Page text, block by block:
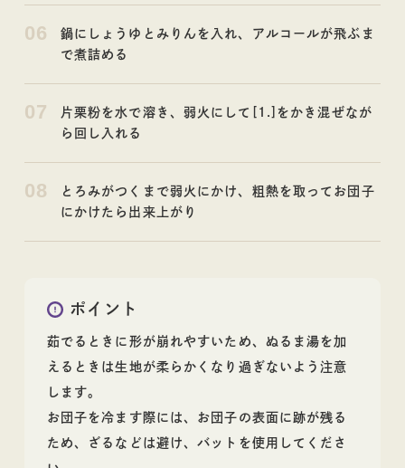
06
鍋にしょうゆとみりんを入れ、アルコールが飛ぶま
で煮詰める
07
片栗粉を水で溶き、弱火にして[1.]をかき混ぜなが
ら回し入れる
08
とろみがつくまで弱火にかけ、粗熱を取ってお団子
にかけたら出来上がり
ポイント
茹でるときに形が崩れやすいため、ぬるま湯を加
えるときは生地が柔らかくなり過ぎないよう注意
します。
お団子を冷ます際には、お団子の表面に跡が残る
ため、ざるなどは避け、バットを使用してくださ